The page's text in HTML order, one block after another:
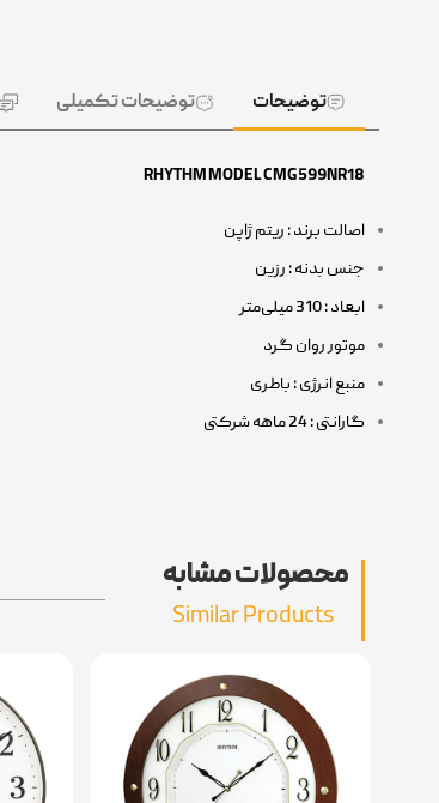
توضیحات توضیحات تکمیلی
RHYTHM MODEL CMG599NR18
اصالت برند : ریتم ژاپن
جنس بدنه : رزین
ابعاد : 310 میلی‌متر
موتور روان گرد
منبع انرژی : باطری
گارانتی : 24 ماهه شرکتی
محصولات مشابه
Similar Products